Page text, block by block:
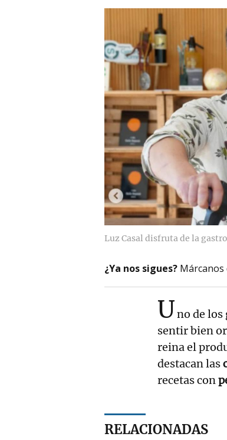
Luz Casal disfruta de la
¿Ya nos sigues?
Uno de los
sentir bien
reina el
destacan las
recetas con
RELACIONADAS